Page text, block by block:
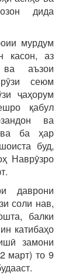
дида
мурдум
касон, аз
аъзои
сеюм
ҷаҳорум
қабул
ва
ва ба ҳар
буд,
Наврӯзро
даврони
соли нав,
балки
катибаҳо
замони
март) то 9